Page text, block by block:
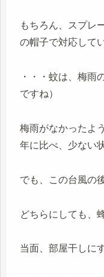
もちろん、スプレ
の帽子で対応して
・・・蚊は、梅雨
ですね）
梅雨がなかったよ
年に比べ、少ない
でも、この台風の
どちらにしても、
当面、部屋干しに